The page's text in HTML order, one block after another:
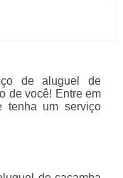
de aluguel de
de você! Entre em
tenha um serviço